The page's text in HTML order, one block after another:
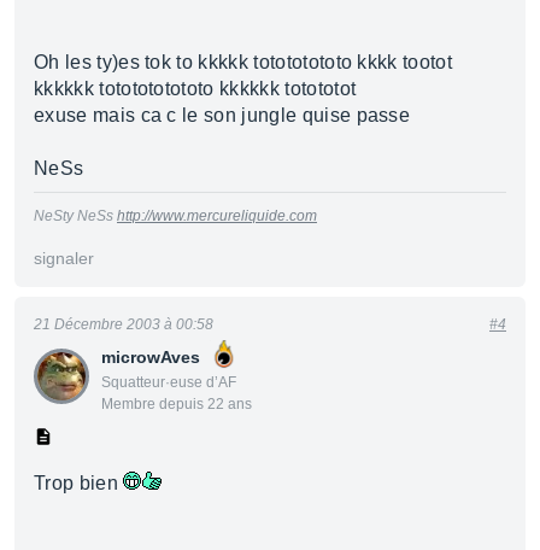
Oh les ty)es tok to kkkkk totototototo kkkk tootot
kkkkkk tototototototo kkkkkk totototot
exuse mais ca c le son jungle quise passe
NeSs
NeSty NeSs http://www.mercureliquide.com
signaler
microwAves
Squatteur·euse d’AF
Membre depuis 22 ans
21 Décembre 2003 à 00:58 #4
Trop bien